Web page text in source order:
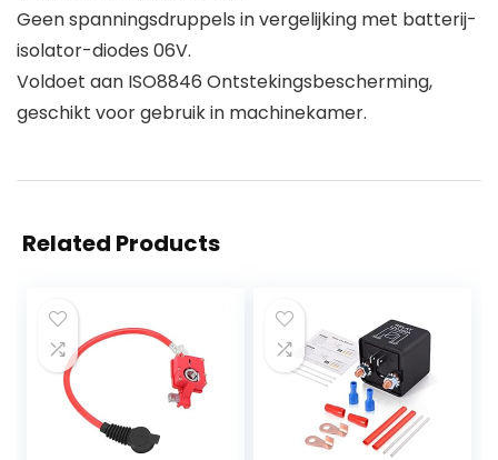
Geen spanningsdruppels in vergelijking met batterij-
isolator-diodes 06V.
Voldoet aan ISO8846 Ontstekingsbescherming,
geschikt voor gebruik in machinekamer.
Related Products